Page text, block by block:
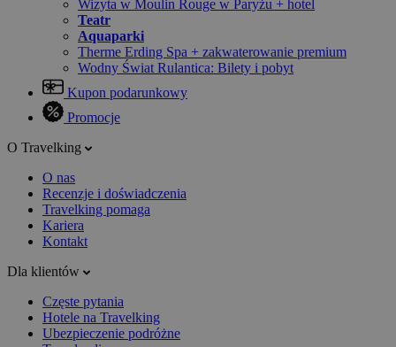
Wizyta w Moulin Rouge w Paryżu + hotel
Teatr
Aquaparki
Therme Erding Spa + zakwaterowanie premium
Wodny Świat Rulantica: Bilety i pobyt
Kupon podarunkowy
Promocje
O Travelking
O nas
Recenzje i doświadczenia
Travelking pomaga
Kariera
Kontakt
Dla klientów
Częste pytania
Hotele na Travelking
Ubezpieczenie podróżne